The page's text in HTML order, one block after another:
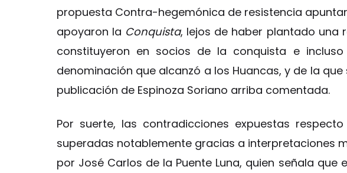
propuesta Contra-hegemónica de resistencia
apoyaron la Conquista, lejos de haber plantado una
constituyeron en socios de la conquista e incluso
denominación que alcanzó a los Huancas, y de la
publicación de Espinoza Soriano arriba comentada.
Por suerte, las contradicciones expuestas
superadas notablemente gracias a interpretaciones
por José Carlos de la Puente Luna, quien señala